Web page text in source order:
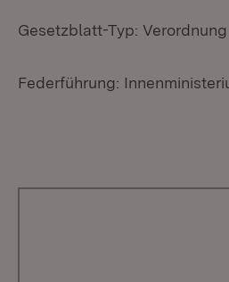
Gesetzblatt-Typ: Verordnung
Federführung: